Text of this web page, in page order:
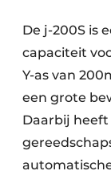
De j-200S is
capaciteit
Y-as van
een grote
Daarbij